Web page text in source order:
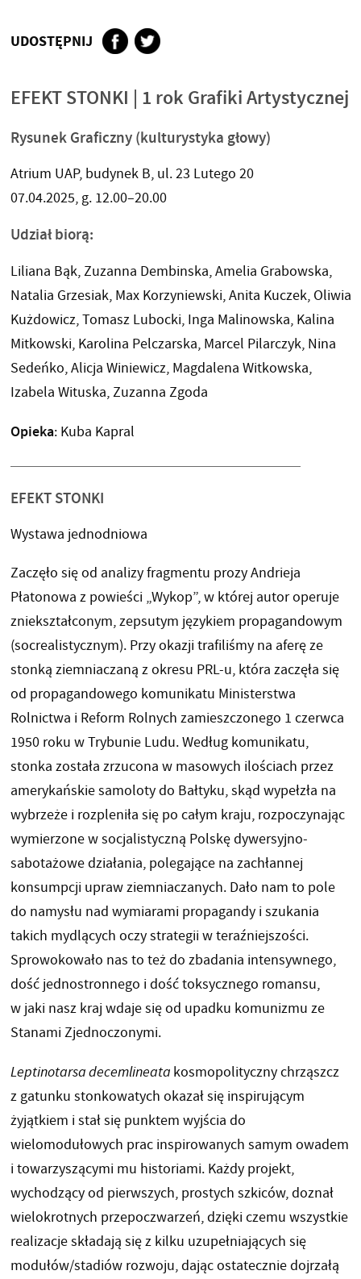
UDOSTĘPNIJ
EFEKT STONKI | 1 rok Grafiki Artystycznej
Rysunek Graficzny (kulturystyka głowy)
Atrium UAP, budynek B, ul. 23 Lutego 20
07.04.2025, g. 12.00–20.00
Udział biorą:
Liliana Bąk, Zuzanna Dembinska, Amelia Grabowska,
Natalia Grzesiak, Max Korzyniewski, Anita Kuczek, Oliwia
Kużdowicz, Tomasz Lubocki, Inga Malinowska, Kalina
Mitkowski, Karolina Pelczarska, Marcel Pilarczyk, Nina
Sedeńko, Alicja Winiewicz, Magdalena Witkowska,
Izabela Wituska, Zuzanna Zgoda
Opieka: Kuba Kapral
EFEKT STONKI
Wystawa jednodniowa
Zaczęło się od analizy fragmentu prozy Andrieja
Płatonowa z powieści „Wykop”, w której autor operuje
zniekształconym, zepsutym językiem propagandowym
(socrealistycznym). Przy okazji trafiliśmy na aferę ze
stonką ziemniaczaną z okresu PRL-u, która zaczęła się
od propagandowego komunikatu Ministerstwa
Rolnictwa i Reform Rolnych zamieszczonego 1 czerwca
1950 roku w Trybunie Ludu. Według komunikatu,
stonka została zrzucona w masowych ilościach przez
amerykańskie samoloty do Bałtyku, skąd wypełzła na
wybrzeże i rozpleniła się po całym kraju, rozpoczynając
wymierzone w socjalistyczną Polskę dywersyjno-
sabotażowe działania, polegające na zachłannej
konsumpcji upraw ziemniaczanych. Dało nam to pole
do namysłu nad wymiarami propagandy i szukania
takich mydlących oczy strategii w teraźniejszości.
Sprowokowało nas to też do zbadania intensywnego,
dość jednostronnego i dość toksycznego romansu,
w jaki nasz kraj wdaje się od upadku komunizmu ze
Stanami Zjednoczonymi.
Leptinotarsa decemlineata kosmopolityczny chrząszcz
z gatunku stonkowatych okazał się inspirującym
żyjątkiem i stał się punktem wyjścia do
wielomodułowych prac inspirowanych samym owadem
i towarzyszącymi mu historiami. Każdy projekt,
wychodzący od pierwszych, prostych szkiców, doznał
wielokrotnych przepoczwarzeń, dzięki czemu wszystkie
realizacje składają się z kilku uzupełniających się
modułów/stadiów rozwoju, dając ostatecznie dojrzałą